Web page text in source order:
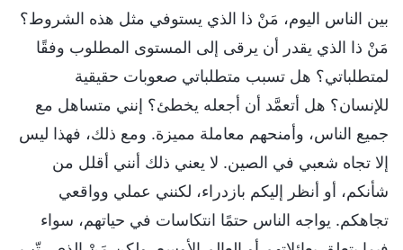
بين الناس اليوم، مَنْ ذا الذي يستوفي مثل هذه الشروط؟
مَنْ ذا الذي يقدر أن يرقى إلى المستوى المطلوب وفقًا
لمتطلباتي؟ هل تسبب متطلباتي صعوبات حقيقية
للإنسان؟ هل أتعمَّد أن أجعله يخطئ؟ إنني متساهل مع
جميع الناس، وأمنحهم معاملة مميزة. ومع ذلك، فهذا ليس
إلا تجاه شعبي في الصين. لا يعني ذلك أنني أقلل من
شأنكم، أو أنظر إليكم بازدراء، لكنني عملي وواقعي
تجاهكم. يواجه الناس حتمًا انتكاسات في حياتهم، سواء